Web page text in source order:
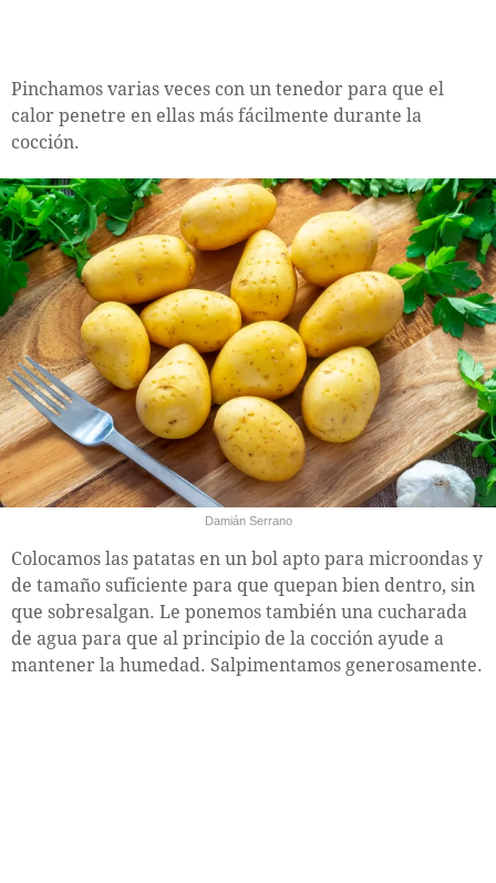
Pinchamos varias veces con un tenedor para que el
calor penetre en ellas más fácilmente durante la
cocción.
Damián Serrano
Colocamos las patatas en un bol apto para microondas y
de tamaño suficiente para que quepan bien dentro, sin
que sobresalgan. Le ponemos también una cucharada
de agua para que al principio de la cocción ayude a
mantener la humedad. Salpimentamos generosamente.